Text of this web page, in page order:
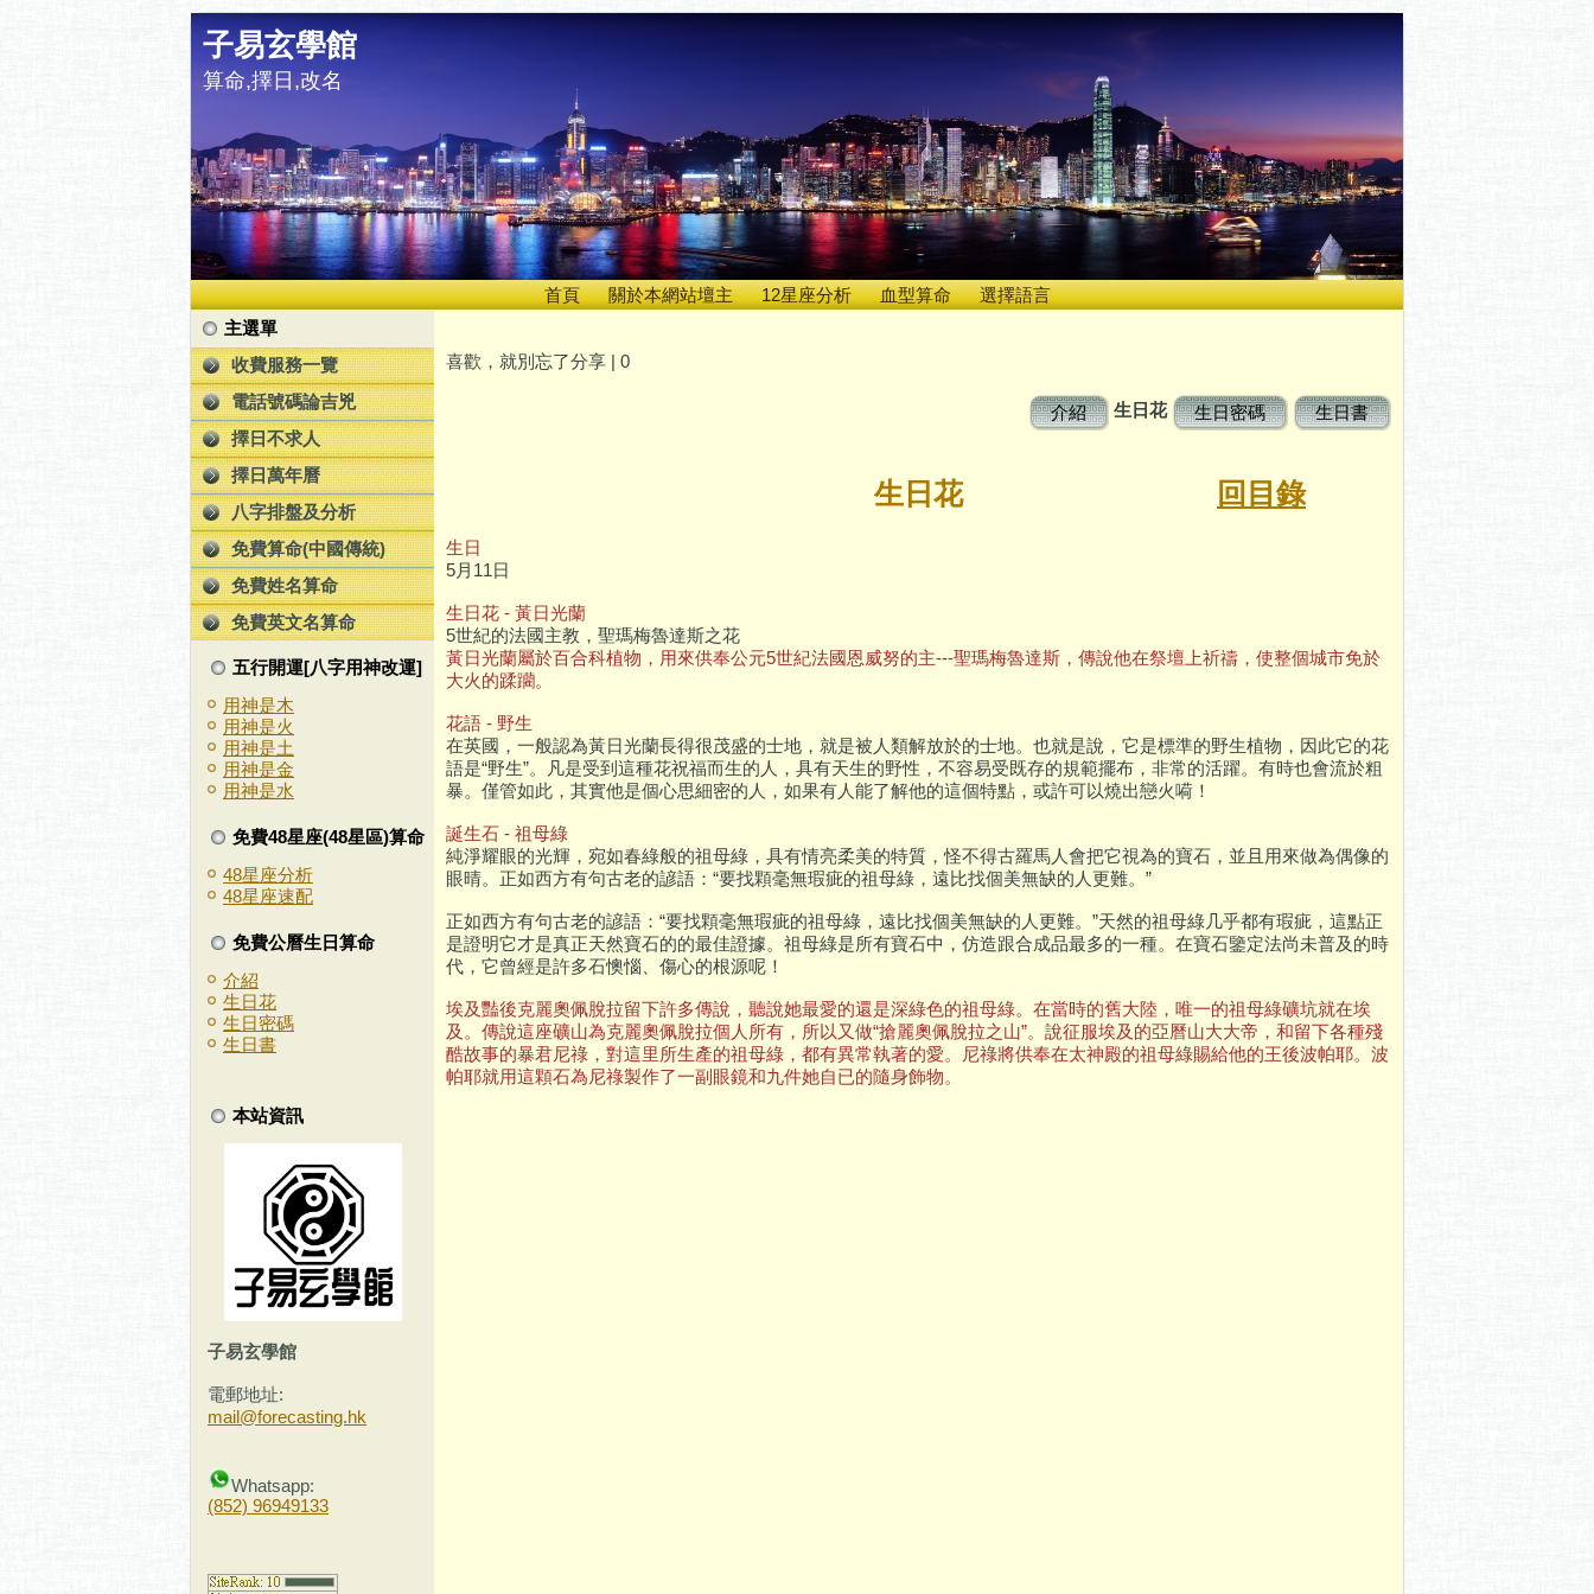
子易玄學館
算命,擇日,改名
首頁 關於本網站壇主 12星座分析 血型算命
選擇語言
主選單
收費服務一覽
電話號碼論吉兇
擇日不求人
擇日萬年曆
八字排盤及分析
免費算命(中國傳統)
免費姓名算命
免費英文名算命
五行開運[八字用神改運]
用神是木
用神是火
用神是土
用神是金
用神是水
免費48星座(48星區)算命
48星座分析
48星座速配
免費公曆生日算命
介紹
生日花
生日密碼
生日書
本站資訊
子易玄學館
電郵地址:
mail@forecasting.hk
Whatsapp:
(852) 96949133
喜歡，就別忘了分享 | 0
介紹 生日花 生日密碼 生日書
生日花 回目錄
生日
5月11日
生日花 - 黃日光蘭
5世紀的法國主教，聖瑪梅魯達斯之花
黃日光蘭屬於百合科植物，用來供奉公元5世紀法國恩威努的主---聖瑪梅魯達斯，傳說他在祭壇上祈禱，使整個城市免於
大火的蹂躪。
花語 - 野生
在英國，一般認為黃日光蘭長得很茂盛的士地，就是被人類解放於的士地。也就是說，它是標準的野生植物，因此它的花
語是“野生”。凡是受到這種花祝福而生的人，具有天生的野性，不容易受既存的規範擺布，非常的活躍。有時也會流於粗
暴。僅管如此，其實他是個心思細密的人，如果有人能了解他的這個特點，或許可以燒出戀火嗬！
誕生石 - 祖母綠
純淨耀眼的光輝，宛如春綠般的祖母綠，具有情亮柔美的特質，怪不得古羅馬人會把它視為的寶石，並且用來做為偶像的
眼晴。正如西方有句古老的諺語：“要找顆毫無瑕疵的祖母綠，遠比找個美無缺的人更難。”
正如西方有句古老的諺語：“要找顆毫無瑕疵的祖母綠，遠比找個美無缺的人更難。”天然的祖母綠几乎都有瑕疵，這點正
是證明它才是真正天然寶石的的最佳證據。祖母綠是所有寶石中，仿造跟合成品最多的一種。在寶石鑒定法尚未普及的時
代，它曾經是許多石懊惱、傷心的根源呢！
埃及豔後克麗奧佩脫拉留下許多傳說，聽說她最愛的還是深綠色的祖母綠。在當時的舊大陸，唯一的祖母綠礦坑就在埃
及。傳說這座礦山為克麗奧佩脫拉個人所有，所以又做“搶麗奧佩脫拉之山”。說征服埃及的亞曆山大大帝，和留下各種殘
酷故事的暴君尼祿，對這里所生產的祖母綠，都有異常執著的愛。尼祿將供奉在太神殿的祖母綠賜給他的王後波帕耶。波
帕耶就用這顆石為尼祿製作了一副眼鏡和九件她自已的隨身飾物。